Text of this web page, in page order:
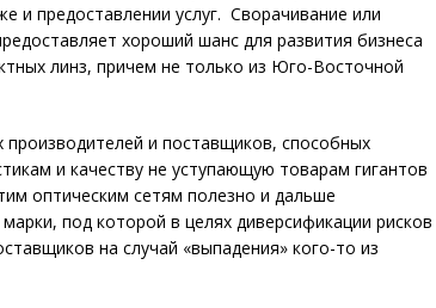
и предоставлении услуг. Сворачивание или
хороший шанс для развития бизнеса
линз, причем не только из Юго-Восточной
и поставщиков, способных
и качеству не уступающую товарам гигантов
оптическим сетям полезно и дальше
под которой в целях диверсификации рисков
на случай «выпадения» кого-то из